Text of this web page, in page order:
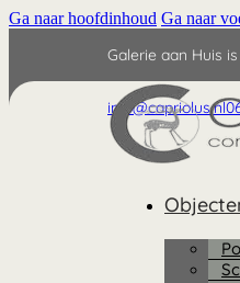
Ga naar hoofdinhoud Ga naar
Galerie aan Huis
info@capriolus.nl